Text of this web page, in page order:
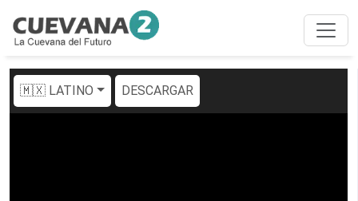
🇲🇽 LATINO DESCARGAR